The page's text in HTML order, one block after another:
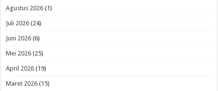
Agustus 2026 (1)
Juli 2026 (24)
Juni 2026 (6)
Mei 2026 (25)
April 2026 (19)
Maret 2026 (15)